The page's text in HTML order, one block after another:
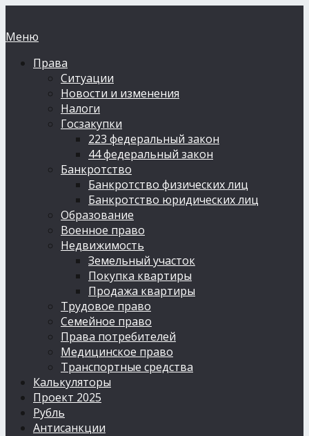
Меню
Права
Ситуации
Новости и изменения
Налоги
Госзакупки
223 федеральный закон
44 федеральный закон
Банкротство
Банкротство физических лиц
Банкротство юридических лиц
Образование
Военное право
Недвижимость
Земельный участок
Покупка квартиры
Продажа квартиры
Трудовое право
Семейное право
Права потребителей
Медицинское право
Транспортные средства
Калькуляторы
Проект 2025
Рубль
Антисанкции